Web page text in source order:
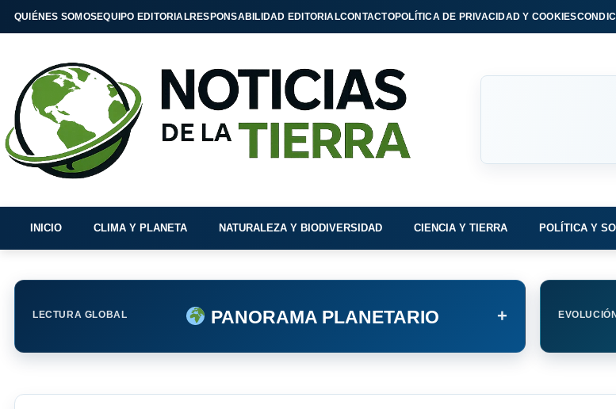
QUIÉNES SOMOSEQUIPO EDITORIALRESPONSABILIDAD EDITORIALCONTACTOPOLÍTICA DE PRIVACIDAD Y COOKIES
INICIO CLIMA Y PLANETA NATURALEZA Y BIODIVERSIDAD CIENCIA Y TIERRA POLÍTICA Y
LECTURA GLOBAL PANORAMA PLANETARIO +